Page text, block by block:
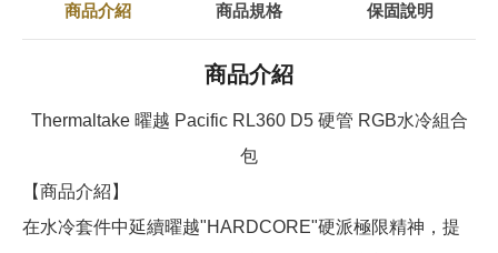
商品介紹 商品規格 保固說明
商品介紹
Thermaltake 曜越 Pacific RL360 D5 硬管 RGB水冷組合
包
【商品介紹】
在水冷套件中延續曜越"HARDCORE"硬派極限精神，提